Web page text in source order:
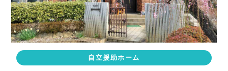
自立援助ホーム